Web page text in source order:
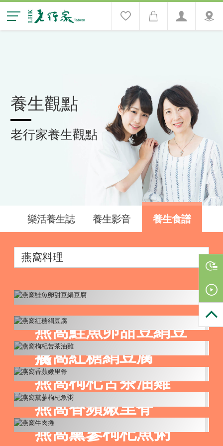
養生觀點
老行家養生觀點
樂活養生誌 養生影音 養生食譜
燕窩鮭魚卵甜豆絹豆
腐
燕窩紅糖絹豆腐
燕窩枸杞苦茶油雞
燕窩香蘋嫩里脊
燕窩黨蔘枸杞魚粥